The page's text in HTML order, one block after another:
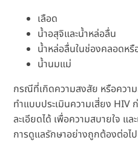
เลือด
น้ำอสุจิและน้ำหล่อลื่น
น้ำหล่อลื่นในช่องคลอดหรื
น้ำนมแม่
กรณีที่เกิดความสงสัย หรือความ
ทำแบบประเมินความเสี่ยง HIV
ละเอียดได้ เพื่อความสบายใจ แ
การดูแลรักษาอย่างถูกต้องต่อไป